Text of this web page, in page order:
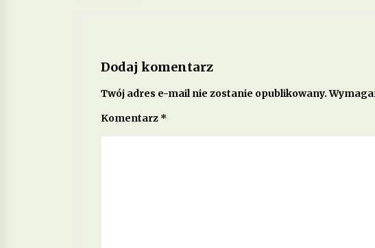
Dodaj komentarz
Twój adres e-mail nie zostanie opublikowany.
Komentarz *